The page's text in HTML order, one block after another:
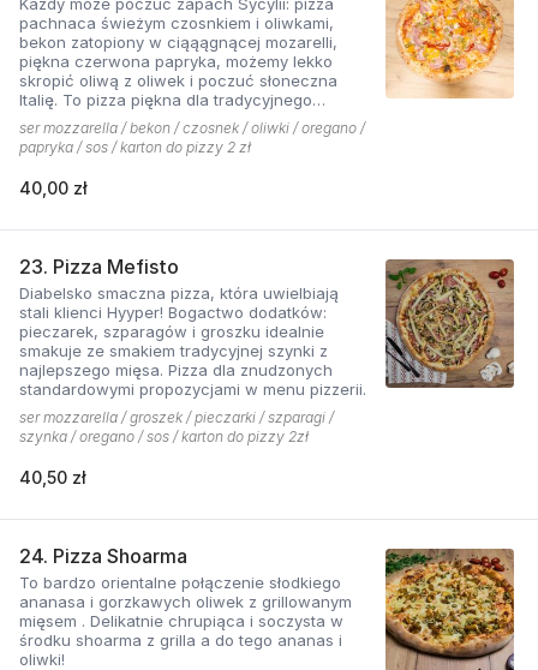
pachnaca świeżym czosnkiem i oliwkami,
bekon zatopiony w ciąąągnącej mozarelli,
piękna czerwona papryka, możemy lekko
skropić oliwą z oliwek i poczuć słoneczna
Italię. To pizza piękna dla tradycyjnego
podniebienia
ser mozzarella / bekon / czosnek / oliwki / oregano /
papryka / sos / karton do pizzy 2 zł
40,00 zł
23. Pizza Mefisto
Diabelsko smaczna pizza, która uwielbiają
stali klienci Hyyper! Bogactwo dodatków:
pieczarek, szparagów i groszku idealnie
smakuje ze smakiem tradycyjnej szynki z
najlepszego mięsa. Pizza dla znudzonych
standardowymi propozycjami w menu pizzerii.
ser mozzarella / groszek / pieczarki / szparagi /
szynka / oregano / sos / karton do pizzy 2zł
40,50 zł
24. Pizza Shoarma
To bardzo orientalne połączenie słodkiego
ananasa i gorzkawych oliwek z grillowanym
mięsem . Delikatnie chrupiąca i soczysta w
środku shoarma z grilla a do tego ananas i
oliwki!